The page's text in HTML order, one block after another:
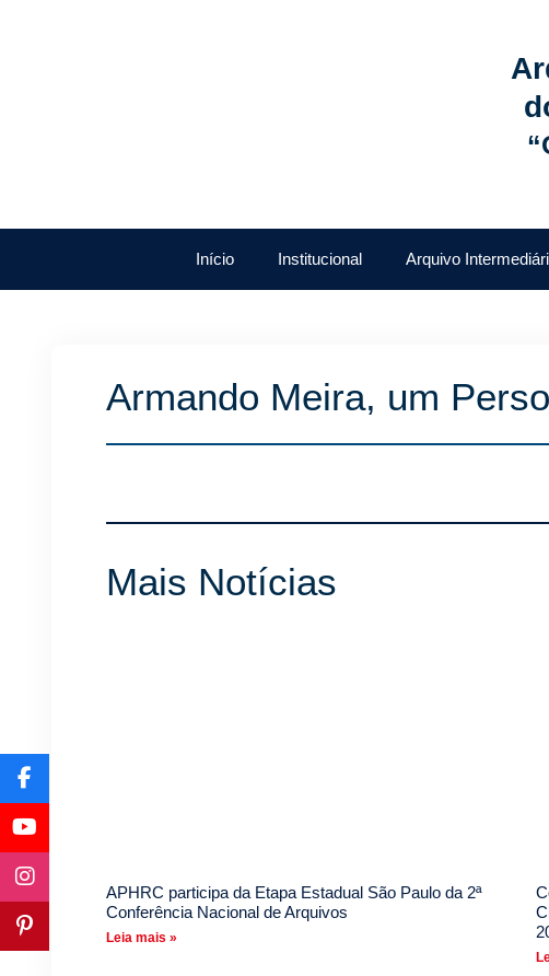
Início Institucional Arquivo
Armando Meira, um
Mais Notícias
APHRC participa da Etapa Estadual São Paulo da 2ª
Conferência Nacional de Arquivos
Leia mais »